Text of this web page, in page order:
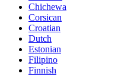
Chichewa
Corsican
Croatian
Dutch
Estonian
Filipino
Finnish